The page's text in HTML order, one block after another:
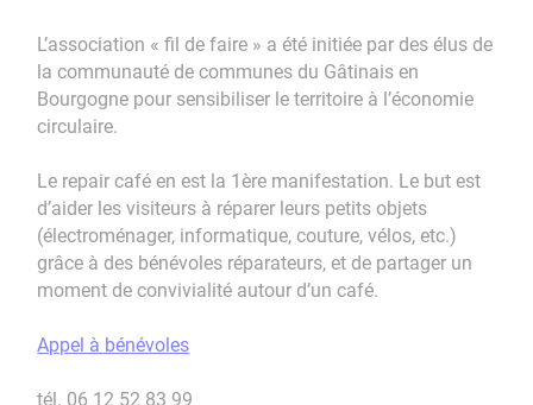
L’association « fil de faire » a été initiée par des élus de
la communauté de communes du Gâtinais en
Bourgogne pour sensibiliser le territoire à l’économie
circulaire.
Le repair café en est la 1ère manifestation. Le but est
d’aider les visiteurs à réparer leurs petits objets
(électroménager, informatique, couture, vélos, etc.)
grâce à des bénévoles réparateurs, et de partager un
moment de convivialité autour d’un café.
Appel à bénévoles
tél. 06 12 52 83 99